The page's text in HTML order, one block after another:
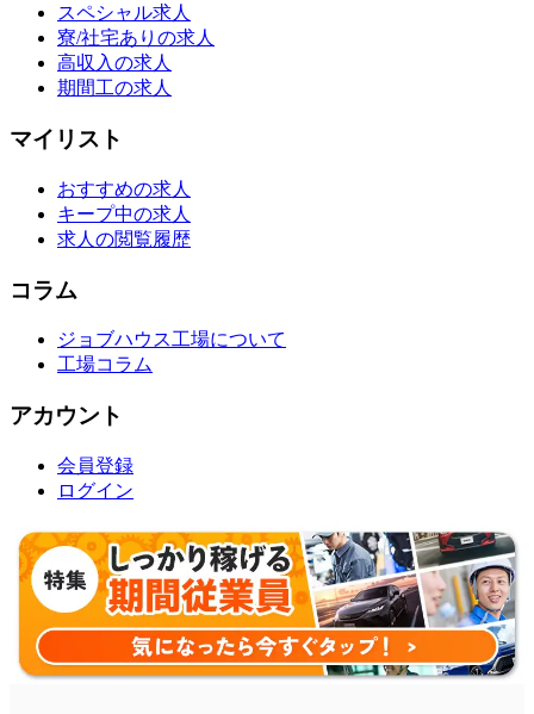
スペシャル求人
寮/社宅ありの求人
高収入の求人
期間工の求人
マイリスト
おすすめの求人
キープ中の求人
求人の閲覧履歴
コラム
ジョブハウス工場について
工場コラム
アカウント
会員登録
ログイン